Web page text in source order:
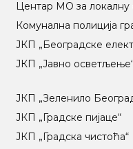
Центар МO за
Комунална полиција
ЈКП „Београдске
ЈКП „Јавно
ЈКП „Зеленило
ЈКП „Градске пијаце“
ЈКП „Градска чистоћа“